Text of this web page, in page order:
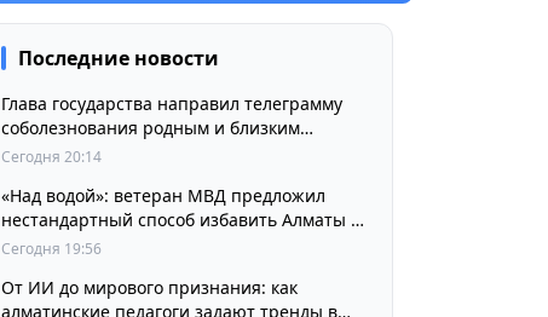
Последние новости
Глава государства направил телеграмму
соболезнования родным и близким
выдающегося кинорежиссера Ардака
Сегодня 20:14
«Над водой»: ветеран МВД предложил
нестандартный способ избавить Алматы от
пробок и смога
Сегодня 19:56
От ИИ до мирового признания: как
алматинские педагоги задают тренды в